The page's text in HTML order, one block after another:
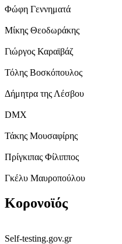
Φώφη Γεννηματά
Μίκης Θεοδωράκης
Γιώργος Καραϊβάζ
Τόλης Βοσκόπουλος
Δήμητρα της Λέσβου
DMX
Τάκης Μουσαφίρης
Πρίγκιπας Φίλιππος
Γκέλυ Μαυροπούλου
Κορονοϊός
Self-testing.gov.gr